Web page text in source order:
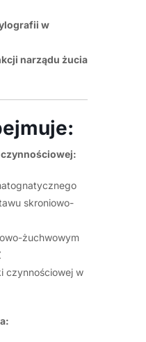
w
narządu żucia
skroniowo-
żuchwowym
czynnościowej w